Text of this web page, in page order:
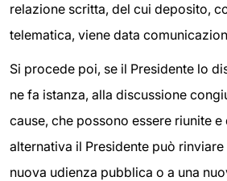
relazione scritta, del cui deposito,
telematica, viene data
Si procede poi, se il Presidente lo
ne fa istanza, alla discussione
cause, che possono essere riunite e
alternativa il Presidente può rinviare
nuova udienza pubblica o a una